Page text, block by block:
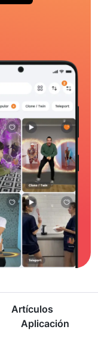
Artículos
Aplicación